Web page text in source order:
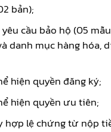
bản);
cầu bảo hộ (05
danh mục hàng hóa,
hiện quyền đăng ký;
hiện quyền ưu tiên;
hợp lệ chứng từ nộp